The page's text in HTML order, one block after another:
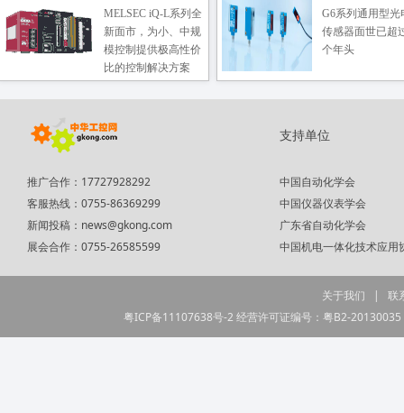
MELSEC iQ-L系列全
新面市，为小、中规
模控制提供极高性价
比的控制解决方案
开关G6S
G6系列通用型光
传感器面世已超
个年头
推广合作：17727928292
客服热线：0755-86369299
新闻投稿： news@gkong.com
展会合作：0755-26585599
支持单位
中国自动化学会
中国仪器仪表学会
广东省自动化学会
中国机电一体化技术应用
关于我们 |
联
粤ICP备11107638号-2 经营许可证编号：粤B2-20130035